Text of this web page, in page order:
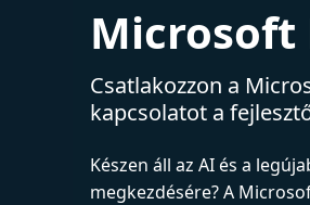
Microsoft
Csatlakozzon a
kapcsolatot a
Készen áll az AI és a
megkezdésére? A